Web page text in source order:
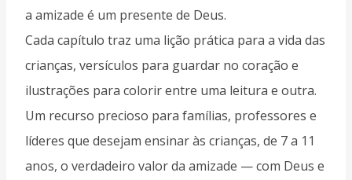
a amizade é um presente de Deus.
Cada capítulo traz uma lição prática para a vida das
crianças, versículos para guardar no coração e
ilustrações para colorir entre uma leitura e outra.
Um recurso precioso para famílias, professores e
líderes que desejam ensinar às crianças, de 7 a 11
anos, o verdadeiro valor da amizade — com Deus e